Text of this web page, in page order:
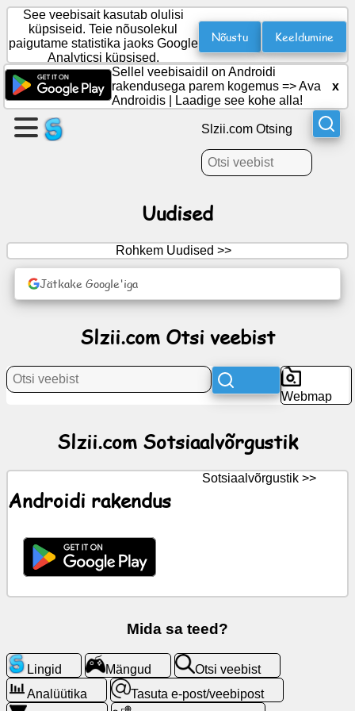
Looge
leht
Loo
grupp
Meelelahutus
Wiki
Kontaktid
Mängud
Tasuta
e-
See veebisait kasutab olulisi
küpsiseid. Teie nõusolekul
paigutame statistika jaoks Google
Analyticsi küpsised.
Nõustu Keeldumine
Sellel veebisaidil on Androidi
rakendusega parem kogemus =>Ava
Androidis
Laadige see kohe alla!
x
Slzii.com Otsing
Uudised
Rohkem Uudised >>
Jätkake Google'iga
Slzii.com Otsi veebist
Webmap
Slzii.com Sotsiaalvõrgustik
Androidi rakendus
Sotsiaalvõrgustik >>
Mida sa teed?
Lingid Mängud
Otsi veebist
Analüütika
Tasuta e-post/veebipost